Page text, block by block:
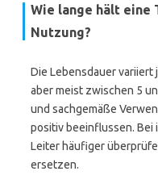
Wie lange hält
Nutzung?
Die Lebensdauer
aber meist zwischen 5
und sachgemäße
positiv beeinflussen.
Leiter häufiger
ersetzen.